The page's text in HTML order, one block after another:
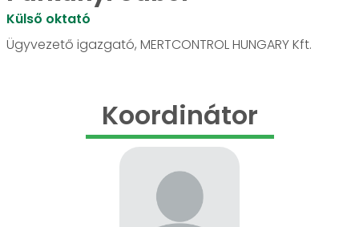
Külső oktató
Ügyvezető igazgató, MERTCONTROL HUNGARY Kft.
Koordinátor